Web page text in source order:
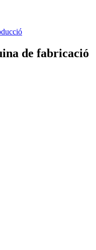
de fabricació